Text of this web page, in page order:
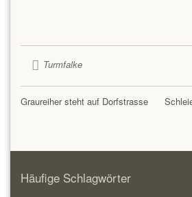
Turmfalke
Graureiher steht auf Dorfstrasse
Häufige Schlagwörter